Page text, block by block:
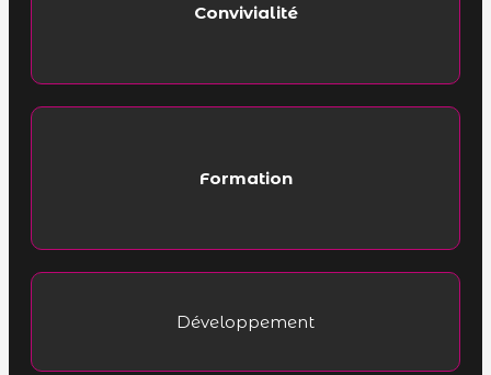
Convivialité
Formation
Développement